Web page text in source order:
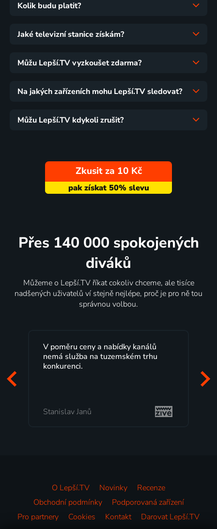
Kolik budu platit?
Jaké televizní stanice získám?
Můžu Lepší.TV vyzkoušet zdarma?
Na jakých zařízeních mohu Lepší.TV sledovat?
Můžu Lepší.TV kdykoli zrušit?
Zkusit za 10 Kč
Přes 140 000 spokojených
diváků
Můžeme o Lepší.TV říkat cokoliv chceme, ale tisíce
nadšených uživatelů ví stejně nejlépe, proč je pro ně tou
správnou volbou.
V poměru ceny a nabídky kanálů
nemá služba na tuzemském trhu
konkurenci.
Stanislav Janů
O Lepší.TV Novinky
Recenze
Obchodní podmínky
Podporovaná zařízení
Pro partnery
Cookies Kontakt Darovat Lepší.TV